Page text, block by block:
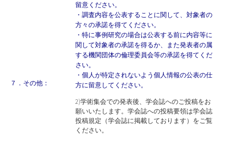
７．その他：
留意ください。
・調査内容を公表することに関して、対象者の
方々の承諾を得てください。
・特に事例研究の場合は公表する前に内容等に
関して対象者の承諾を得るか、また発表者の属
する機関団体の倫理委員会等の承諾を得てくだ
さい。
・個人が特定されないよう個人情報の公表の仕
方に留意してください。
2)学術集会での発表後、学会誌へのご投稿をお
願いいたします。学会誌への投稿要領は学会誌
投稿規定（学会誌に掲載しております）をご覧
ください。